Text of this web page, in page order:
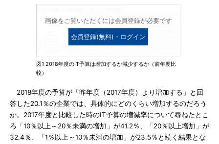
画像をご覧いただくには会員登録が必要です
会員登録(無料)・ログイン
図1 2018年度のIT予算は増加するか減少するか（前年度比
較）
2018年度の予算が「昨年度（2017年度）より増加する」と回
答した20.1％の企業では、具体的にどのくらい増加するのだろう
か。2017年度と比較した時のIT予算の増減率について尋ねたとこ
ろ「10％以上～20％未満の増加」が41.2％、「20％以上増加」が
32.4％、「1％以上～10％未満の増加」が23.5％と続く結果とな